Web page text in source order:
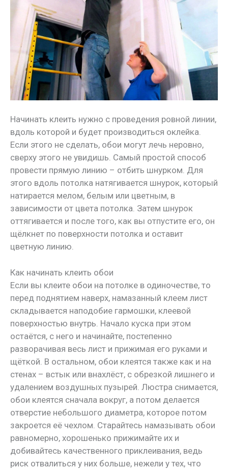
Начинать клеить нужно с проведения ровной линии,
вдоль которой и будет производиться оклейка.
Если этого не сделать, обои могут лечь неровно,
сверху этого не увидишь. Самый простой способ
провести прямую линию – отбить шнурком. Для
этого вдоль потолка натягивается шнурок, который
натирается мелом, белым или цветным, в
зависимости от цвета потолка. Затем шнурок
оттягивается и после того, как вы отпустите его, он
щёлкнет по поверхности потолка и оставит
цветную линию.
Как начинать клеить обои
Если вы клеите обои на потолке в одиночестве, то
перед поднятием наверх, намазанный клеем лист
складывается наподобие гармошки, клеевой
поверхностью внутрь. Начало куска при этом
остаётся, с него и начинайте, постепенно
разворачивая весь лист и прижимая его руками и
щёткой. В остальном, обои клеятся также как и на
стенах – встык или внахлёст, с обрезкой лишнего и
удалением воздушных пузырей. Люстра снимается,
обои клеятся сначала вокруг, а потом делается
отверстие небольшого диаметра, которое потом
закроется её чехлом. Старайтесь намазывать обои
равномерно, хорошенько прижимайте их и
добивайтесь качественного приклеивания, ведь
риск отвалиться у них больше, нежели у тех, что